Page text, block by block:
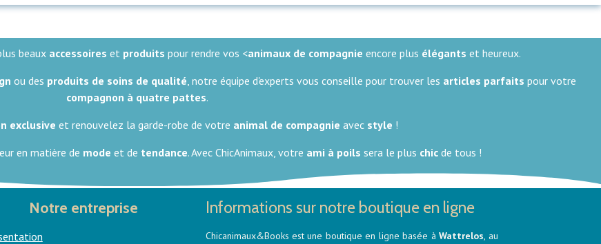
beaux accessoires et produits pour rendre vos <animaux de compagnie encore plus élégants et heureux.
ou des produits de soins de qualité, notre équipe d'experts vous conseille pour trouver les articles parfaits pour votre
compagnon à quatre pattes.
exclusive et renouvelez la garde-robe de votre animal de compagnie avec style !
en matière de mode et de tendance. Avec ChicAnimaux, votre ami à poils sera le plus chic de tous !
Notre entreprise Informations sur notre boutique en ligne
Chicanimaux&Books est une boutique en ligne basée àWattrelos, au